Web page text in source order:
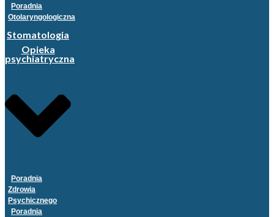
Poradnia
Otolaryngologiczna
Stomatologia
Opieka
psychiatryczna
Poradnia
Zdrowia
Psychicznego
Poradnia